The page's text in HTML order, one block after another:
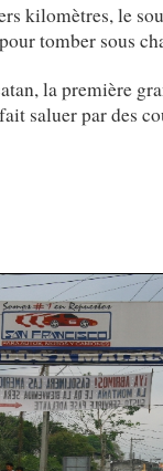
kilomètres, le
tomber sous
la première
saluer par des